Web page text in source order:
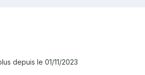
depuis le 01/11/2023